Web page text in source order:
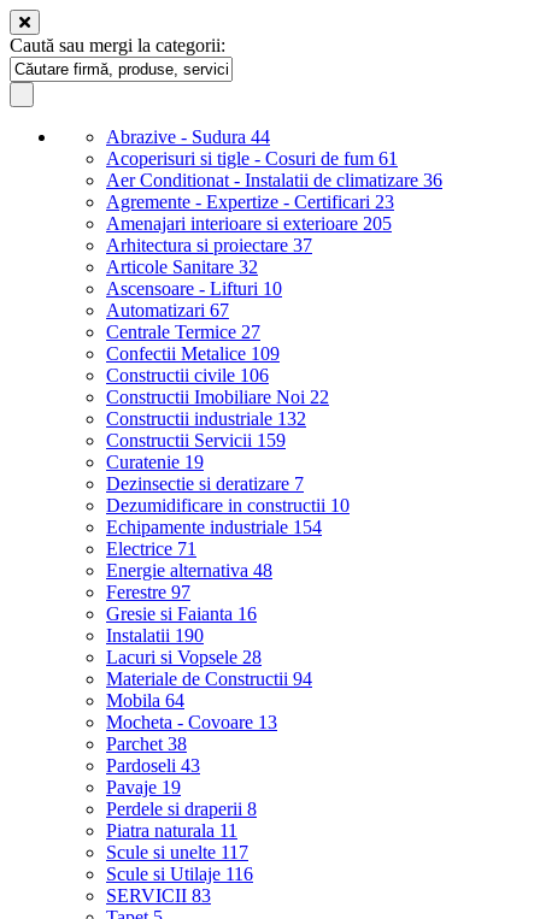
Caută sau mergi la categorii:
Abrazive - Sudura 44
Acoperisuri si tigle - Cosuri de fum 61
Aer Conditionat - Instalatii de climatizare 36
Agremente - Expertize - Certificari 23
Amenajari interioare si exterioare 205
Arhitectura si proiectare 37
Articole Sanitare 32
Ascensoare - Lifturi 10
Automatizari 67
Centrale Termice 27
Confectii Metalice 109
Constructii civile 106
Constructii Imobiliare Noi 22
Constructii industriale 132
Constructii Servicii 159
Curatenie 19
Dezinsectie si deratizare 7
Dezumidificare in constructii 10
Echipamente industriale 154
Electrice 71
Energie alternativa 48
Ferestre 97
Gresie si Faianta 16
Instalatii 190
Lacuri si Vopsele 28
Materiale de Constructii 94
Mobila 64
Mocheta - Covoare 13
Parchet 38
Pardoseli 43
Pavaje 19
Perdele si draperii 8
Piatra naturala 11
Scule si unelte 117
Scule si Utilaje 116
SERVICII 83